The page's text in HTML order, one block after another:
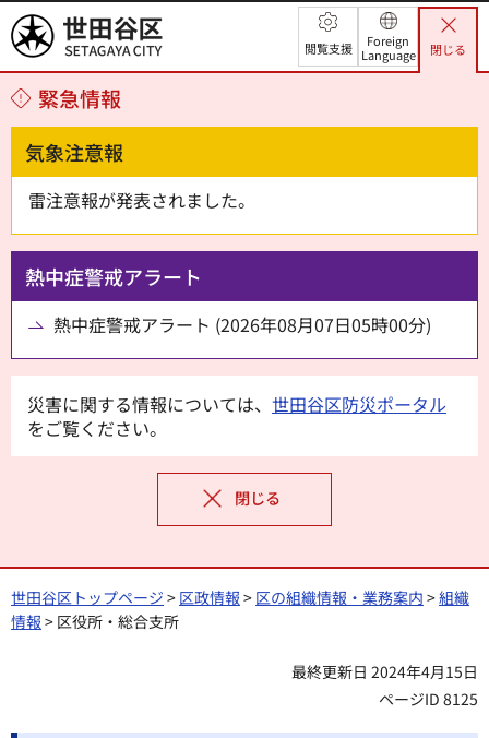
世田谷区 閲覧支援
Foreign
Language
閉じる
緊急情報
気象注意報
雷注意報が発表されました。
熱中症警戒アラート
熱中症警戒アラート (2026年08月07日05時00分)
災害に関する情報については、 世田谷区防災ポータル
をご覧ください。
閉じる
世田谷区トップページ > 区政情報 > 区の組織情報・業務案内 >組織
情報 > 区役所・総合支所
最終更新日 2024年4月15日
ページID 8125